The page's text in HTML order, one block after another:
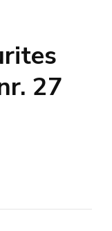
27